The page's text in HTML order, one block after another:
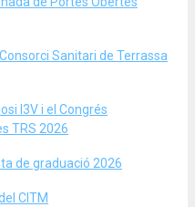
Sanitari de Terrassa
I3V i el Congrés
TRS 2026
de graduació 2026
CITM